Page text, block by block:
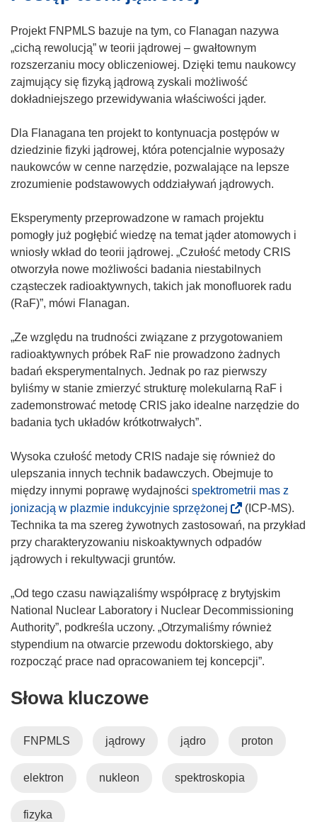
Projekt FNPMLS bazuje na tym, co Flanagan nazywa
„cichą rewolucją” w teorii jądrowej – gwałtownym
rozszerzaniu mocy obliczeniowej. Dzięki temu naukowcy
zajmujący się fizyką jądrową zyskali możliwość
dokładniejszego przewidywania właściwości jąder.
Dla Flanagana ten projekt to kontynuacja postępów w
dziedzinie fizyki jądrowej, która potencjalnie wyposaży
naukowców w cenne narzędzie, pozwalające na lepsze
zrozumienie podstawowych oddziaływań jądrowych.
Eksperymenty przeprowadzone w ramach projektu
pomogły już pogłębić wiedzę na temat jąder atomowych i
wniosły wkład do teorii jądrowej. „Czułość metody CRIS
otworzyła nowe możliwości badania niestabilnych
cząsteczek radioaktywnych, takich jak monofluorek radu
(RaF)”, mówi Flanagan.
„Ze względu na trudności związane z przygotowaniem
radioaktywnych próbek RaF nie prowadzono żadnych
badań eksperymentalnych. Jednak po raz pierwszy
byliśmy w stanie zmierzyć strukturę molekularną RaF i
zademonstrować metodę CRIS jako idealne narzędzie do
badania tych układów krótkotrwałych”.
Wysoka czułość metody CRIS nadaje się również do
ulepszania innych technik badawczych. Obejmuje to
między innymi poprawę wydajności spektrometrii mas z
jonizacją w plazmie indukcyjnie sprzężonej
o
d
ś
n
i
k
o
s
(ICP-MS).
Technika ta ma szereg żywotnych zastosowań, na przykład
przy charakteryzowaniu niskoaktywnych odpadów
jądrowych i rekultywacji gruntów.
„Od tego czasu nawiązaliśmy współpracę z brytyjskim
National Nuclear Laboratory i Nuclear Decommissioning
Authority”, podkreśla uczony. „Otrzymaliśmy również
stypendium na otwarcie przewodu doktorskiego, aby
rozpocząć prace nad opracowaniem tej koncepcji”.
Słowa kluczowe
FNPMLS jądrowy jądro proton
elektron nukleon spektroskopia
fizyka